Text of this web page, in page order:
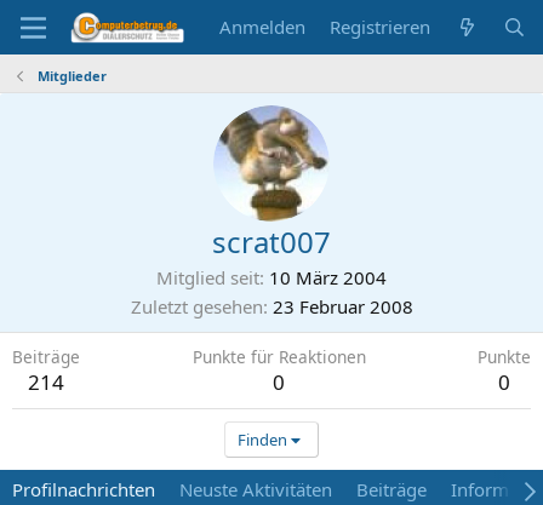
Anmelden Registrieren
Mitglieder
scrat007
Mitglied seit 10 März 2004
Zuletzt gesehen 23 Februar 2008
Beiträge
214
Punkte für Reaktionen
0
Punkte
0
Finden
Profilnachrichten Neuste Aktivitäten Beiträge